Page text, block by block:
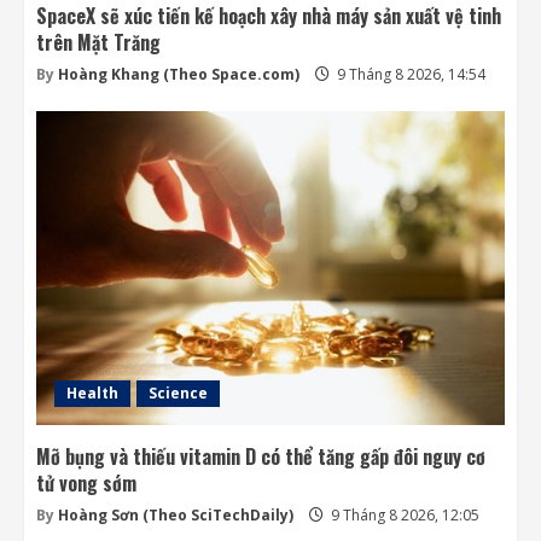
SpaceX sẽ xúc tiến kế hoạch xây nhà máy sản xuất vệ tinh
trên Mặt Trăng
By Hoàng Khang (Theo Space.com) 9 Tháng 8 2026, 14:54
Health Science
Mỡ bụng và thiếu vitamin D có thể tăng gấp đôi nguy cơ
tử vong sớm
By Hoàng Sơn (Theo SciTechDaily) 9 Tháng 8 2026, 12:05